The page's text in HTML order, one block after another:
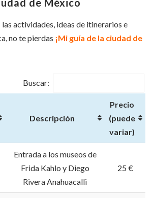
de México
actividades, ideas de itinerarios e
no te pierdas ¡Mi guía de la ciudad de
Buscar:
Descripción
Precio
(puede
variar)
Entrada a los museos de
Frida Kahlo y Diego
Rivera Anahuacalli
25 €